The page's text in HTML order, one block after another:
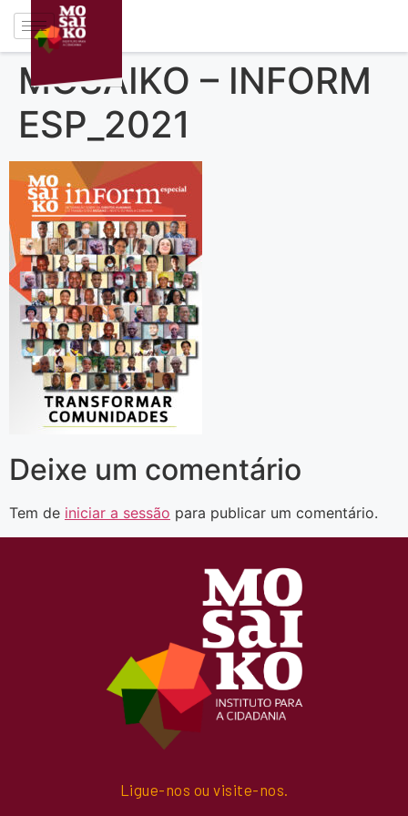
MOSAIKO – INFORM
ESP_2021
Deixe um comentário
Tem de iniciar a sessão para publicar um comentário.
Ligue-nos ou visite-nos.